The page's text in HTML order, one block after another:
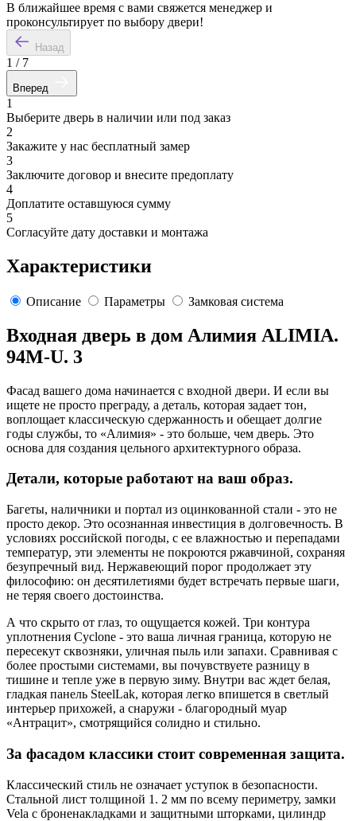
В ближайшее время с вами свяжется менеджер и
проконсультирует по выбору двери!
Назад
1 / 7
Вперед
1
Выберите дверь в наличии или под заказ
2
Закажите у нас бесплатный замер
3
Заключите договор и внесите предоплату
4
Доплатите оставшуюся сумму
5
Согласуйте дату доставки и монтажа
Характеристики
Описание Параметры Замковая система
Входная дверь в дом Алимия ALIMIA.
94M-U. 3
Фасад вашего дома начинается с входной двери. И если вы
ищете не просто преграду, а деталь, которая задает тон,
воплощает классическую сдержанность и обещает долгие
годы службы, то «Алимия» - это больше, чем дверь. Это
основа для создания цельного архитектурного образа.
Детали, которые работают на ваш образ.
Багеты, наличники и портал из оцинкованной стали - это не
просто декор. Это осознанная инвестиция в долговечность. В
условиях российской погоды, с ее влажностью и перепадами
температур, эти элементы не покроются ржавчиной, сохраняя
безупречный вид. Нержавеющий порог продолжает эту
философию: он десятилетиями будет встречать первые шаги,
не теряя своего достоинства.
А что скрыто от глаз, то ощущается кожей. Три контура
уплотнения Cyclone - это ваша личная граница, которую не
пересекут сквозняки, уличная пыль или запахи. Сравнивая с
более простыми системами, вы почувствуете разницу в
тишине и тепле уже в первую зиму. Внутри вас ждет белая,
гладкая панель SteelLak, которая легко впишется в светлый
интерьер прихожей, а снаружи - благородный муар
«Антрацит», смотрящийся солидно и стильно.
За фасадом классики стоит современная защита.
Классический стиль не означает уступок в безопасности.
Стальной лист толщиной 1. 2 мм по всему периметру, замки
Vela с броненакладками и защитными шторками, цилиндр